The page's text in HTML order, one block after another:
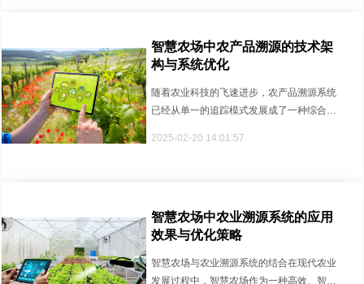
智慧农场中农产品溯源的技术架
构与系统优化
随着农业科技的飞速进步，农产品溯源系统
已经从单一的追踪模式发展成了一种综合性
2025-02-20 14:01:57
智慧农场中农业溯源系统的应用
效果与优化策略
智慧农场与农业溯源系统的结合在现代农业
发展过程中，智慧农场作为一种高效、智能